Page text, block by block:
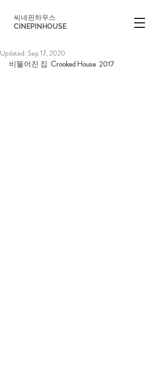
씨네핀하우스
CINEPINHOUSE
Updated: Sep 17, 2020
비뚤어진 집 Crooked House  2017